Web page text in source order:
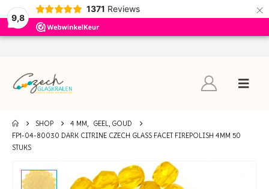
9,8
1371 Reviews ×
SHOP 4 MM,
GEEL, GOUD
FP1-04-80030 DARK CITRINE CZECH GLASS FACET FIREPOLISH 4MM 50
STUKS